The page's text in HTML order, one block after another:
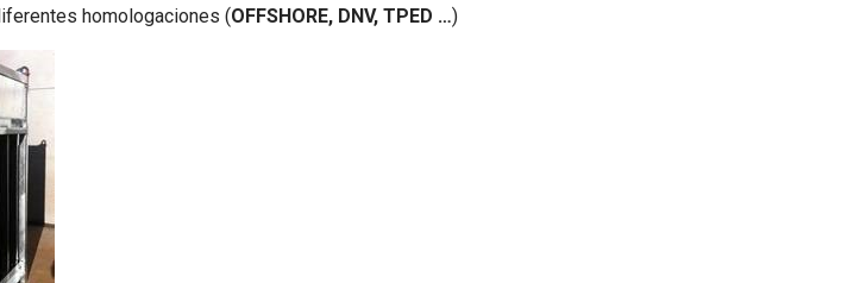
homologaciones (OFFSHORE, DNV, TPED …)